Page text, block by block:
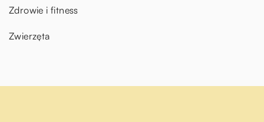
Zdrowie i fitness
Zwierzęta